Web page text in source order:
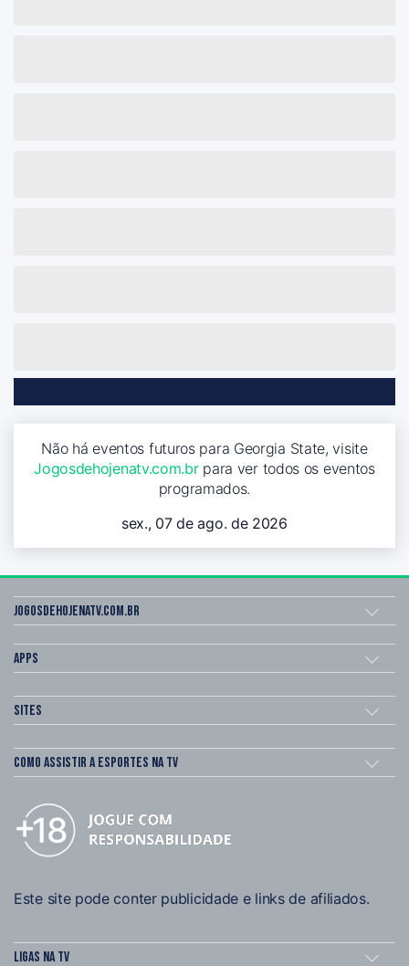
Não há eventos futuros para Georgia State, visite
Jogosdehojenatv.com.brpara ver todos os eventos
programados.
sex., 07 de ago. de 2026
Jogosdehojenatv.com.br
Apps
Sites
Como assistir a esportes na TV
Este site pode conter publicidade e links de afiliados.
Ligas na TV